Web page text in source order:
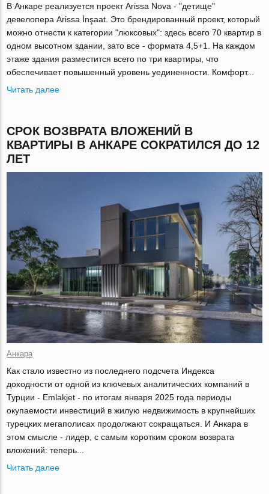
В Анкаре реализуется проект Arissa Nova - "детище"
девелопера Arissa İnşaat. Это брендированный проект, который
можно отнести к категории "люксовых": здесь всего 70 квартир в
одном высотном здании, зато все - формата 4,5+1. На каждом
этаже здания разместится всего по три квартиры, что
обеспечивает повышенный уровень уединенности. Комфорт...
Читать далее
СРОК ВОЗВРАТА ВЛОЖЕНИЙ В
КВАРТИРЫ В АНКАРЕ СОКРАТИЛСЯ ДО 12
ЛЕТ
Анкара
Как стало известно из последнего подсчета Индекса
доходности от одной из ключевых аналитических компаний в
Турции - Emlakjet - по итогам января 2025 года периоды
окупаемости инвестиций в жилую недвижимость в крупнейших
турецких мегаполисах продолжают сокращаться. И Анкара в
этом смысле - лидер, с самым коротким сроком возврата
вложений: теперь...
Читать далее